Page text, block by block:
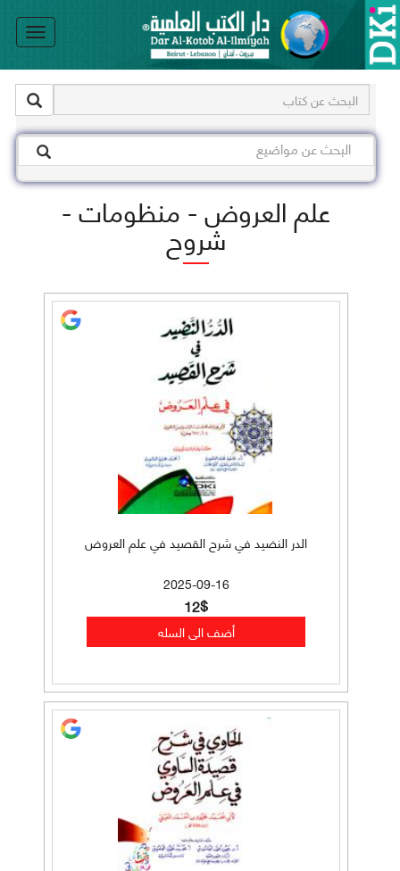
علم العروض - منظومات -
شروح
الدر النضيد في شرح القصيد في علم العروض
2025-09-16
12$